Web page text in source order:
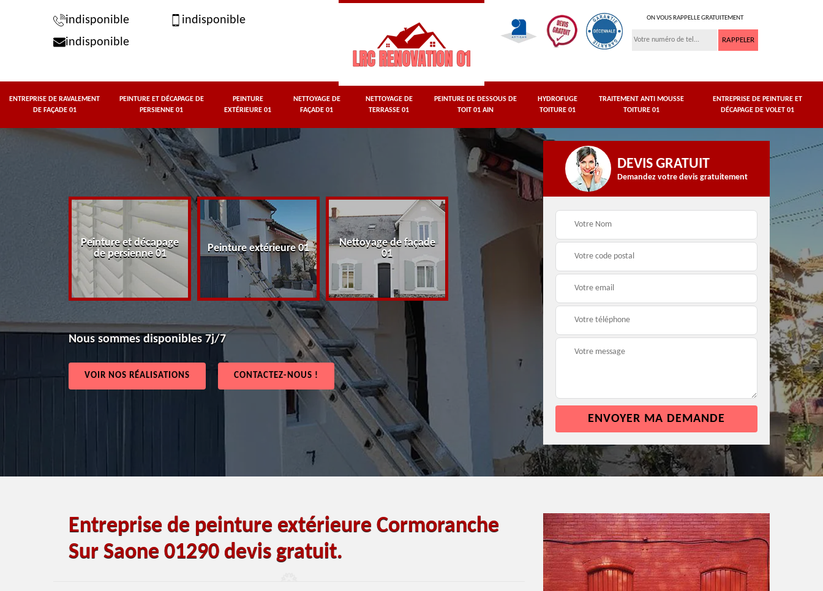
indisponible
indisponible
indisponible
ON VOUS RAPPELLE GRATUITEMENT
ENTREPRISE DE RAVALEMENT
DE FAÇADE 01
PEINTURE ET DÉCAPAGE DE
PERSIENNE 01
PEINTURE
EXTÉRIEURE 01
NETTOYAGE DE
FAÇADE 01
NETTOYAGE DE
TERRASSE 01
PEINTURE DE DESSOUS DE
TOIT 01 AIN
HYDROFUGE
TOITURE 01
TRAITEMENT ANTI MOUSSE
TOITURE 01
ENTREPRISE DE PEINTURE ET
DÉCAPAGE DE VOLET 01
Peinture et décapage
de persienne 01
Peinture extérieure 01
Nettoyage de façade
01
Nettoyage de terrasse
Peinture de dessous
de toit 01 Ain
Hydrofuge toiture 01
Nous sommes disponibles 7j/7
VOIR NOS RÉALISATIONS CONTACTEZ-NOUS !
DEVIS GRATUIT
Demandez votre devis gratuitement
Entreprise de peinture extérieure Cormoranche
Sur Saone 01290 devis gratuit.